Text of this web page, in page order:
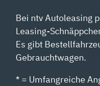
Bei ntv Autoleasing
Leasing-
Es gibt
Gebrauchtwagen.
* = Umfangreiche